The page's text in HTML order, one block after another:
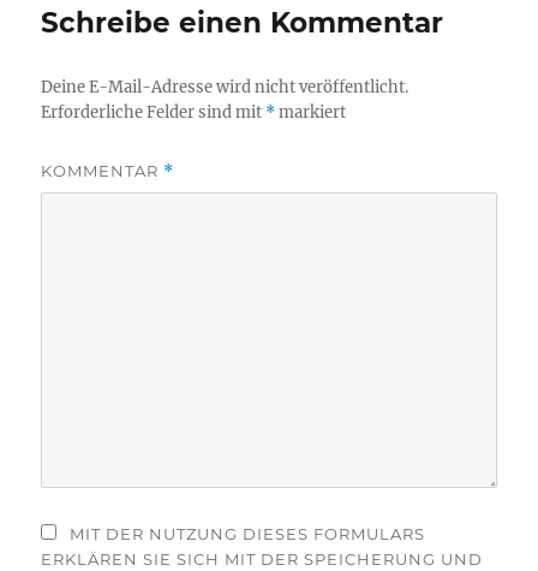
Schreibe einen Kommentar
Deine E-Mail-Adresse wird nicht veröffentlicht.
Erforderliche Felder sind mit *markiert
KOMMENTAR *
MIT DER NUTZUNG DIESES FORMULARS
ERKLÄREN SIE SICH MIT DER SPEICHERUNG UND